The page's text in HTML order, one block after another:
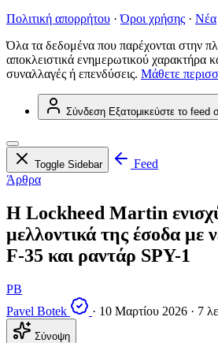
Πολιτική απορρήτου · Όροι χρήσης · Νέα
Όλα τα δεδομένα που παρέχονται στην
αποκλειστικά ενημερωτικού χαρακτήρα
συναλλαγές ή επενδύσεις. Μάθετε
Σύνδεση Εξατομικεύστε το feed
Toggle Sidebar
Feed
Άρθρα
Η Lockheed Martin
μελλοντικά της έσοδα με
F-35 και ραντάρ SPY-1
PB
Pavel Botek
· 10 Μαρτίου 2026 · 7
Σύνοψη